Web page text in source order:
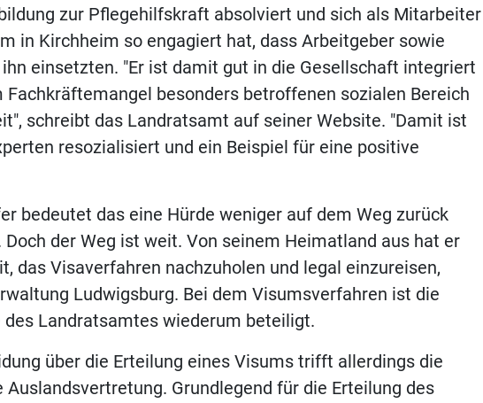
zur Pflegehilfskraft absolviert und sich als Mitarbeiter
in Kirchheim so engagiert hat, dass Arbeitgeber sowie
einsetzten. "Er ist damit gut in die Gesellschaft integriert
besonders betroffenen sozialen Bereich
schreibt das Landratsamt auf seiner Website. "Damit ist
resozialisiert und ein Beispiel für eine positive
bedeutet das eine Hürde weniger auf dem Weg zurück
Doch der Weg ist weit. Von seinem Heimatland aus hat er
das Visaverfahren nachzuholen und legal einzureisen,
Ludwigsburg. Bei dem Visumsverfahren ist die
des Landratsamtes wiederum beteiligt.
über die Erteilung eines Visums trifft allerdings die
Auslandsvertretung. Grundlegend für die Erteilung des